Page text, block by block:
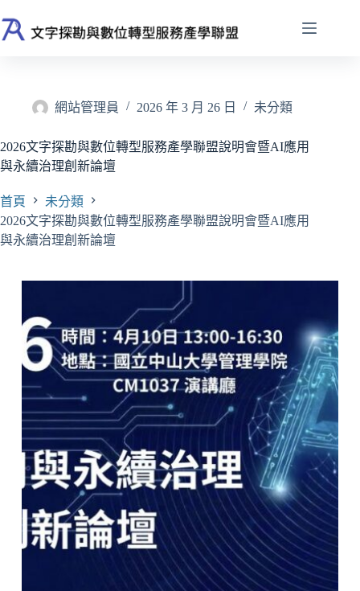
至
網站管理員 2026 年 3 月 26 日 未分類
2026文字探勘與數位轉型服務產學聯盟說明會暨AI應用
與永續治理創新論壇
首頁
未分類
2026文字探勘與數位轉型服務產學聯盟說明會暨AI應用
與永續治理創新論壇